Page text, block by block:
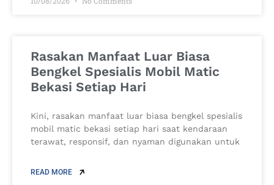
Rasakan Manfaat Luar Biasa
Bengkel Spesialis Mobil Matic
Bekasi Setiap Hari
Kini, rasakan manfaat luar biasa bengkel spesialis
mobil matic bekasi setiap hari saat kendaraan
terawat, responsif, dan nyaman digunakan untuk
READ MORE